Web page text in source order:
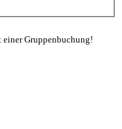
Gruppenbuchung!